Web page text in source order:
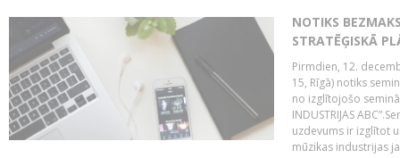
NOTIKS
STRATĒĢISKĀ
Pirmdien, 12.
15, Rīgā) notiks
no izglītojošo
INDUSTRIJAS
uzdevums ir izglītot
mūzikas industrijas